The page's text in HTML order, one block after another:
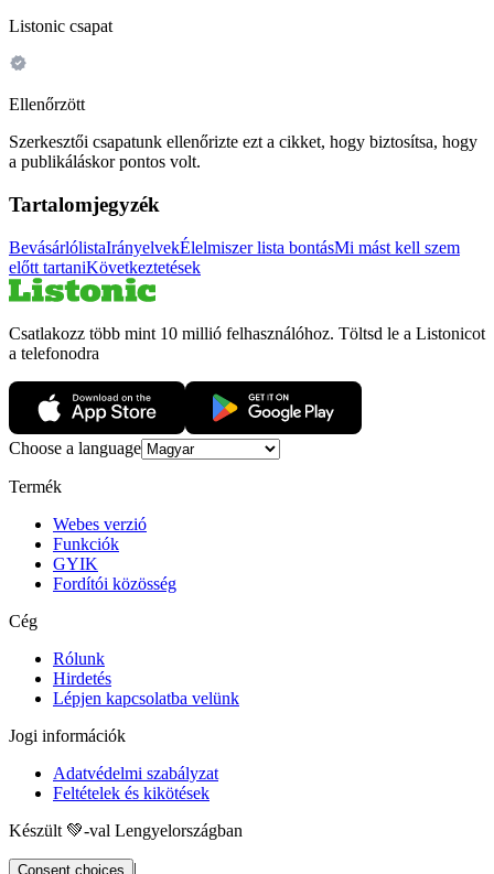
Listonic csapat
Ellenőrzött
Szerkesztői csapatunk ellenőrizte ezt a cikket, hogy biztosítsa, hogy
a publikáláskor pontos volt.
Tartalomjegyzék
BevásárlólistaIrányelvekÉlelmiszer lista bontásMi mást kell szem
előtt tartaniKövetkeztetések
Csatlakozz több mint 10 millió felhasználóhoz. Töltsd le a Listonicot
a telefonodra
Choose a language
Termék
Webes verzió
Funkciók
GYIK
Fordítói közösség
Cég
Rólunk
Hirdetés
Lépjen kapcsolatba velünk
Jogi információk
Adatvédelmi szabályzat
Feltételek és kikötések
Készült 💚-val Lengyelországban
Consent choices |